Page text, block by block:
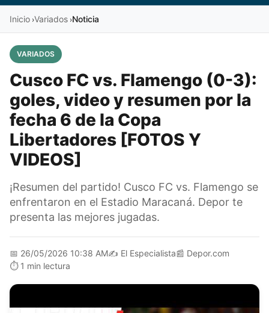
Inicio ›Variados ›Noticia
VARIADOS
Cusco FC vs. Flamengo (0-3):
goles, video y resumen por la
fecha 6 de la Copa
Libertadores [FOTOS Y
VIDEOS]
¡Resumen del partido! Cusco FC vs. Flamengo se
enfrentaron en el Estadio Maracaná. Depor te
presenta las mejores jugadas.
📅 26/05/2026 10:38 AM✍️ El Especialista📰 Depor.com
⏱️ 1 min lectura